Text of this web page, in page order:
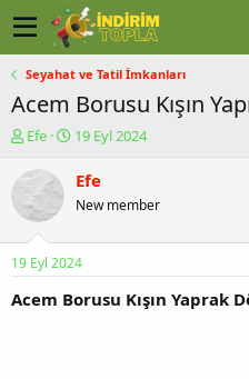
Seyahat ve Tatil İmkanları
Acem Borusu Kışın
K
n
u
y
b
a
ş
Efe
B
ş
a
g
ı
ç
19 Eyl 2024
Efe
New member
19 Eyl 2024
Acem Borusu Kışın Yaprak